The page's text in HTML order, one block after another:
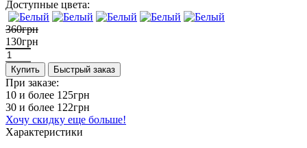
Доступные цвета:
360грн
130грн
Купить Быстрый заказ
При заказе:
10 и более 125грн
30 и более 122грн
Хочу скидку еще больше!
Характеристики